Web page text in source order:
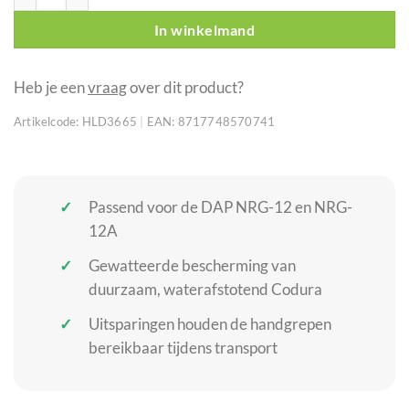
In winkelmand
Heb je eenvraagover dit product?
Artikelcode: HLD3665 EAN: 8717748570741
Passend voor de DAP NRG-12 en NRG-
12A
Gewatteerde bescherming van
duurzaam, waterafstotend Codura
Uitsparingen houden de handgrepen
bereikbaar tijdens transport